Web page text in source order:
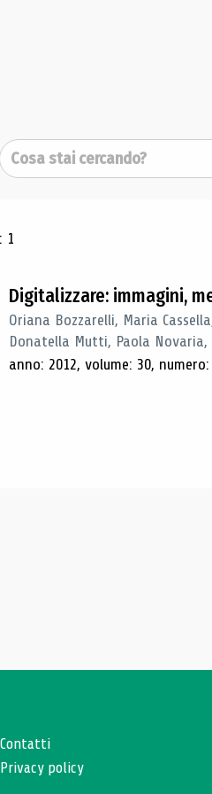
Cerca
ricerca
1
Digitalizzare: immagini,
Oriana Bozzarelli, Maria
Donatella Mutti, Paola Novaria,
anno: 2012, volume: 30,
Contatti
Privacy policy